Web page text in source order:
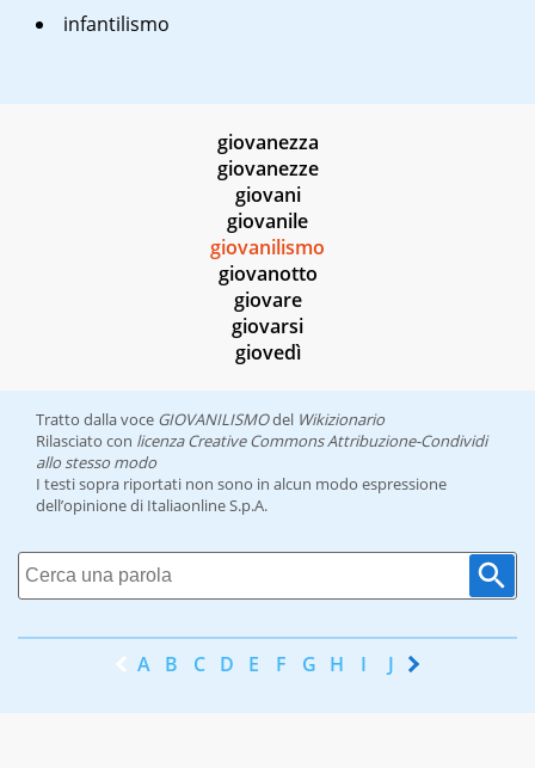
infantilismo
giovanezza
giovanezze
giovani
giovanile
giovanilismo
giovanotto
giovare
giovarsi
giovedì
Tratto dalla voce GIOVANILISMOdel Wikizionario
Rilasciato con licenza Creative Commons Attribuzione-Condividi
allo stesso modo
I testi sopra riportati non sono in alcun modo espressione
dell’opinione di Italiaonline S.p.A.
A B C D E F G H I J K